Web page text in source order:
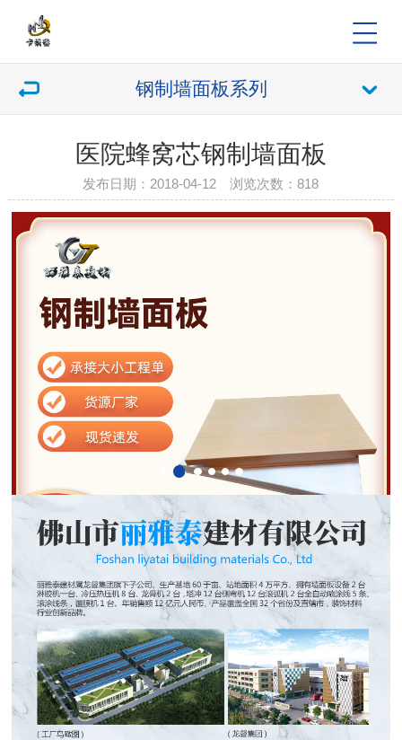
钢制墙面板系列
医院蜂窝芯钢制墙面板
发布日期：2018-04-12 浏览次数：818